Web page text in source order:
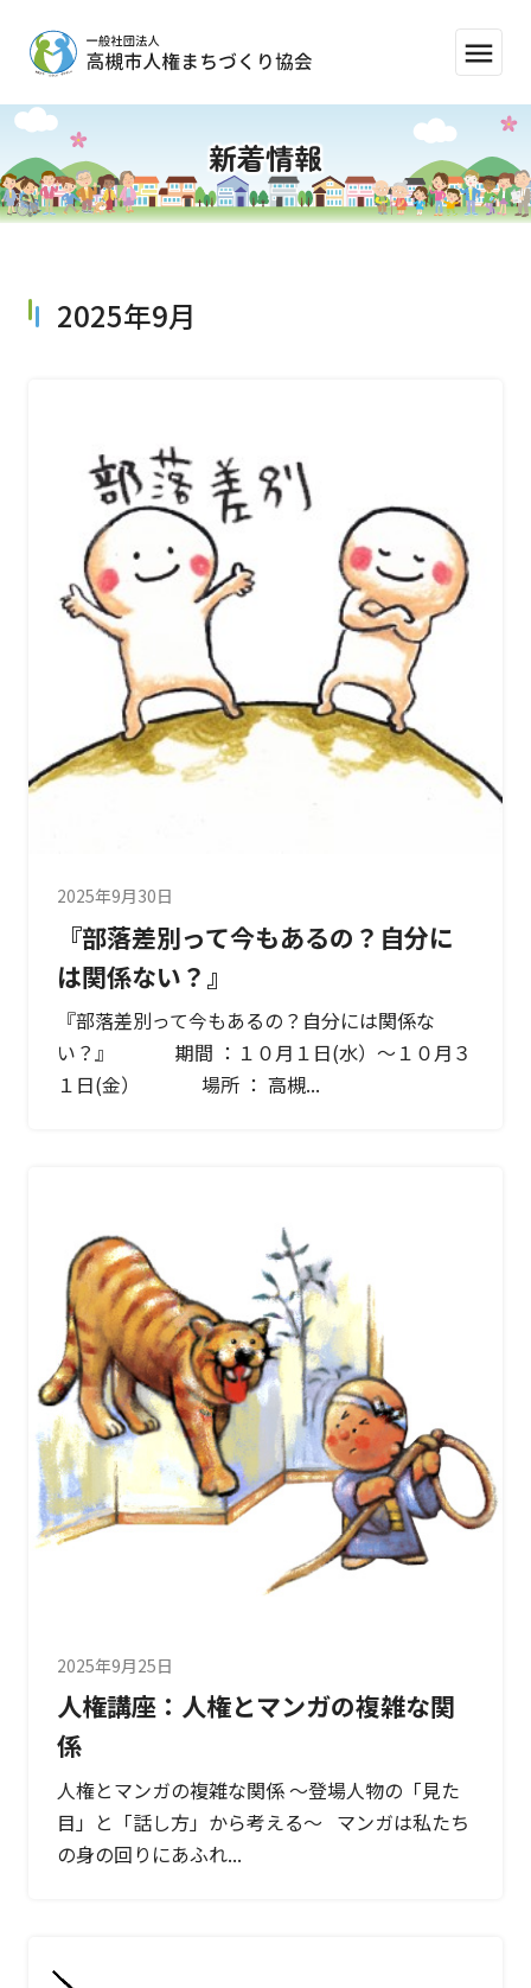
menu
新着情報
2025年9月
2025年9月30日
『部落差別って今もあるの？自分に
は関係ない？』
『部落差別って今もあるの？自分には関係な
い？』 期間 ：１０月１日(水）～１０月３
１日(金） 場所 ： 高槻...
2025年9月25日
人権講座：人権とマンガの複雑な関
係
人権とマンガの複雑な関係 ～登場人物の「見た
目」と「話し方」から考える～ マンガは私たち
の身の回りにあふれ...